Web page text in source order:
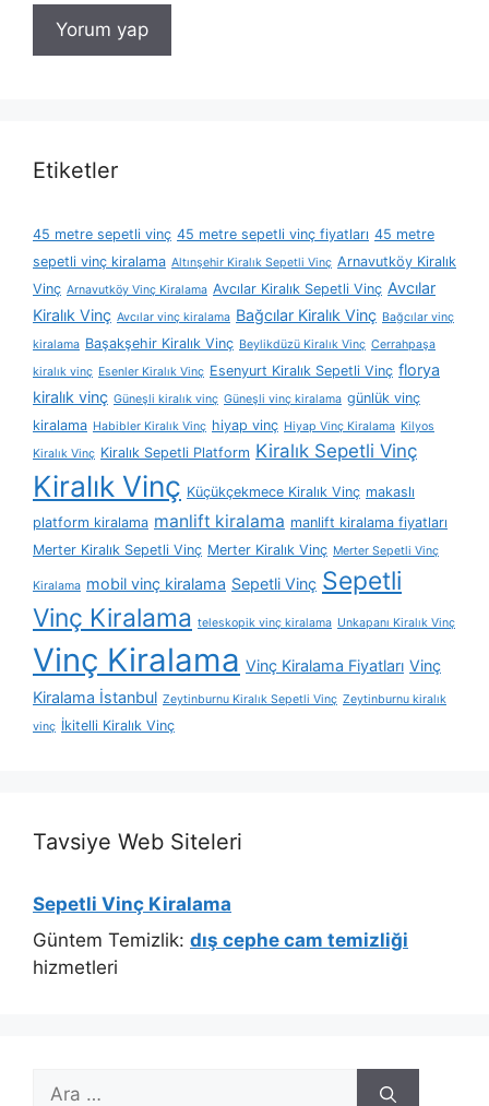
Etiketler
45 metre sepetli vinç 45 metre sepetli vinç fiyatları 45 metre
sepetli vinç kiralama Altınşehir Kiralık Sepetli Vinç Arnavutköy Kiralık
Vinç Arnavutköy Vinç Kiralama Avcılar Kiralık Sepetli Vinç Avcılar
Kiralık Vinç Avcılar vinç kiralama Bağcılar Kiralık Vinç Bağcılar vinç
kiralama Başakşehir Kiralık Vinç Beylikdüzü Kiralık Vinç Cerrahpaşa
kiralık vinç Esenler Kiralık Vinç Esenyurt Kiralık Sepetli Vinç florya
kiralık vinç Güneşli kiralık vinç Güneşli vinç kiralama günlük vinç
kiralama Habibler Kiralık Vinç hiyap vinç Hiyap Vinç Kiralama Kilyos
Kiralık Vinç Kiralık Sepetli Platform Kiralık Sepetli Vinç
Kiralık Vinç Küçükçekmece Kiralık Vinç makaslı
platform kiralama manlift kiralama manlift kiralama fiyatları
Merter Kiralık Sepetli Vinç Merter Kiralık Vinç Merter Sepetli Vinç
Kiralama mobil vinç kiralama Sepetli Vinç Sepetli
Vinç Kiralama teleskopik vinç kiralama Unkapanı Kiralık Vinç
Vinç Kiralama Vinç Kiralama Fiyatları Vinç
Kiralama İstanbul Zeytinburnu Kiralık Sepetli Vinç Zeytinburnu kiralık
vinç İkitelli Kiralık Vinç
Tavsiye Web Siteleri
Sepetli Vinç Kiralama
Güntem Temizlik: dış cephe cam temizliği
hizmetleri
için